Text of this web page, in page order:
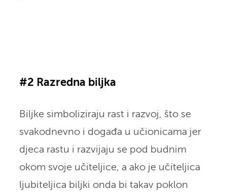
#2 Razredna biljka
Biljke simboliziraju rast i razvoj, što se
svakodnevno i događa u učionicama jer
djeca rastu i razvijaju se pod budnim
okom svoje učiteljice, a ako je učiteljica
ljubiteljica biljki onda bi takav poklon